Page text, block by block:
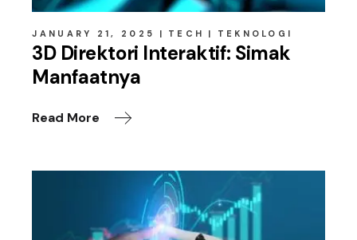
JANUARY 21, 2025 TECH TEKNOLOGI
3D Direktori Interaktif: Simak
Manfaatnya
Read More